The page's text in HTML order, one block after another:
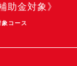
助金対象》
コース